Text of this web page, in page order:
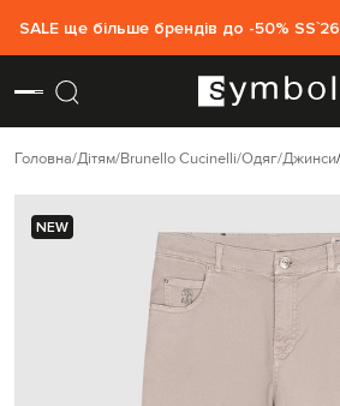
SALE ще більше брендів до -50% SS`26
Головна Дітям Brunello Cucinelli Одяг Джинси
NEW